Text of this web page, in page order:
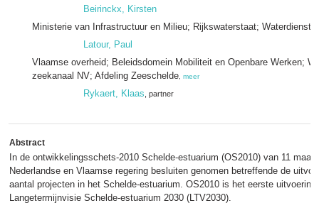
Beirinckx, Kirsten
Ministerie van Infrastructuur en Milieu; Rijkswaterstaat; Waterdienst
Latour, Paul
Vlaamse overheid; Beleidsdomein Mobiliteit en Openbare Werken;
zeekanaal NV; Afdeling Zeeschelde meer
Rykaert, Klaas , partner
Abstract
In de ontwikkelingsschets-2010 Schelde-estuarium (OS2010) van 11
Nederlandse en Vlaamse regering besluiten genomen betreffende de
aantal projecten in het Schelde-estuarium. OS2010 is het eerste
Langetermijnvisie Schelde-estuarium 2030 (LTV2030).